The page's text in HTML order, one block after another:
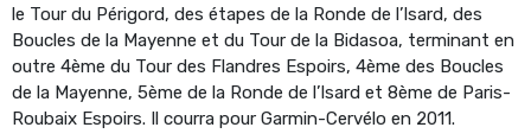
le Tour du Périgord, des étapes de la Ronde de l’Isard, des
Boucles de la Mayenne et du Tour de la Bidasoa, terminant en
outre 4ème du Tour des Flandres Espoirs, 4ème des Boucles
de la Mayenne, 5ème de la Ronde de l’Isard et 8ème de Paris-
Roubaix Espoirs. Il courra pour Garmin-Cervélo en 2011.